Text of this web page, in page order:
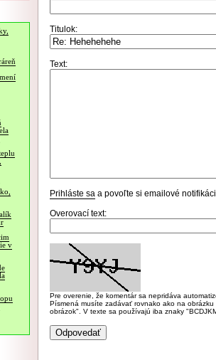
v
Titulok:
Text:
Prihláste sa a povoľte si emailové
Overovací text:
Pre overenie, že komentár sa nepridáva
Písmená musíte zadávať rovnako ako na
obrázok". V texte sa používajú iba znaky